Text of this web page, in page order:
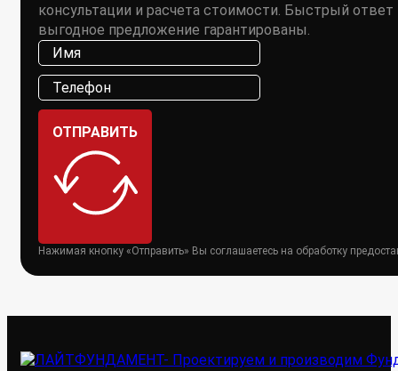
консультации и расчета стоимости. Быстрый ответ
выгодное предложение гарантированы.
ОТПРАВИТЬ
Нажимая кнопку «Отправить» Вы соглашаетесь на обработку